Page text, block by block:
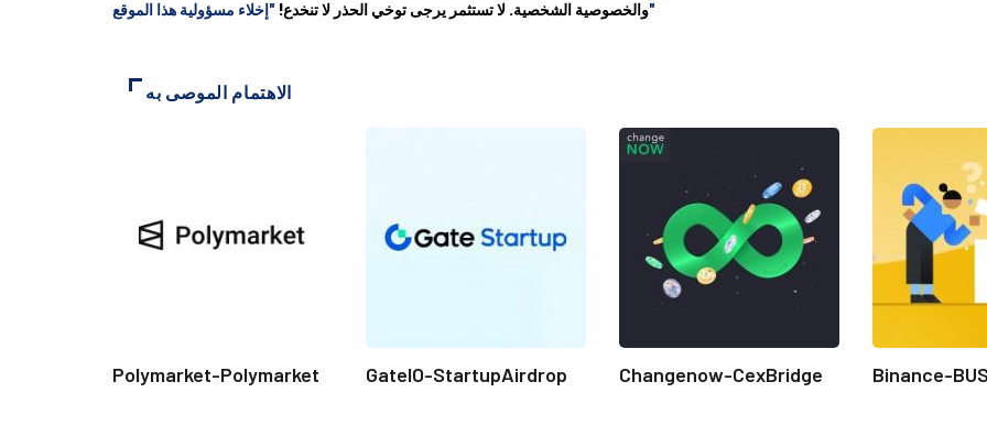
والخصوصية الشخصية. لا تستثمر يرجى توخي الحذر لا تنخدع!"إخلاء مسؤولية هذا الموقع"
الاهتمام الموصى به
Polymarket-Polymarket GateIO-StartupAirdrop Changenow-CexBridge Binance-